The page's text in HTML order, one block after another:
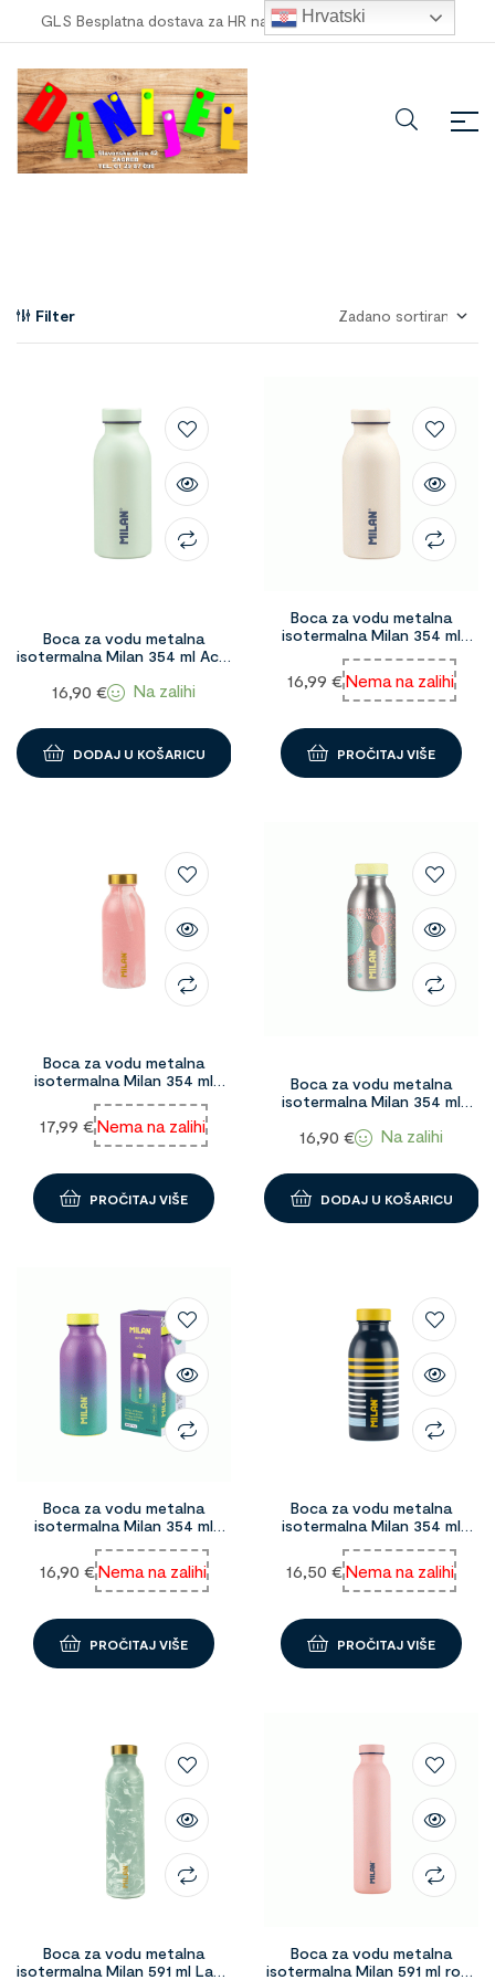
GLS Besplatna dostava za HR narudžbe veće od 100,00 €
Filter
Boca za vodu metalna
isotermalna Milan 354 ml Acid
16,90 € Na zalihi
DODAJ U KOŠARICU
Boca za vodu metalna
isotermalna Milan 354 ml
16,99 €Nema na zalihi
PROČITAJ VIŠE
Boca za vodu metalna
isotermalna Milan 354 ml
17,99 €Nema na zalihi
PROČITAJ VIŠE
Boca za vodu metalna
isotermalna Milan 354 ml
16,90 € Na zalihi
DODAJ U KOŠARICU
Boca za vodu metalna
isotermalna Milan 354 ml
16,90 €Nema na zalihi
PROČITAJ VIŠE
Boca za vodu metalna
isotermalna Milan 354 ml
16,50 €Nema na zalihi
PROČITAJ VIŠE
Boca za vodu metalna
isotermalna Milan 591 ml Lava
Boca za vodu metalna
isotermalna Milan 591 ml roza
Hrvatski